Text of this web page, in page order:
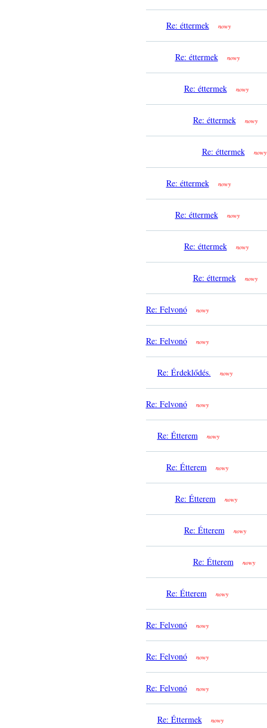
Re: éttermek nowy
Re: éttermek nowy
Re: éttermek nowy
Re: éttermek nowy
Re: éttermek nowy
Re: éttermek nowy
Re: éttermek nowy
Re: éttermek nowy
Re: éttermek nowy
Re: Felvonó nowy
Re: Felvonó nowy
Re: Érdeklődés. nowy
Re: Felvonó nowy
Re: Étterem nowy
Re: Étterem nowy
Re: Étterem nowy
Re: Étterem nowy
Re: Étterem nowy
Re: Étterem nowy
Re: Felvonó nowy
Re: Felvonó nowy
Re: Felvonó nowy
Re: Éttermek nowy